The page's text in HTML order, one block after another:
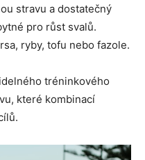
stravu a dostatečný
pro růst svalů.
ryby, tofu nebo fazole.
tréninkového
které kombinací